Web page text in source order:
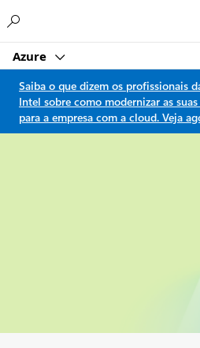
Azure
Saiba o que dizem os profissionais
Intel sobre como modernizar as
para a empresa com a cloud. Veja